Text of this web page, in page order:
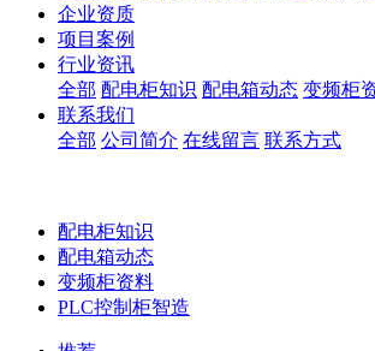
企业资质
项目案例
行业资讯
全部 配电柜知识 配电箱动态 变频柜
联系我们
全部 公司简介 在线留言 联系方式
配电柜知识
配电箱动态
变频柜资料
PLC控制柜智造